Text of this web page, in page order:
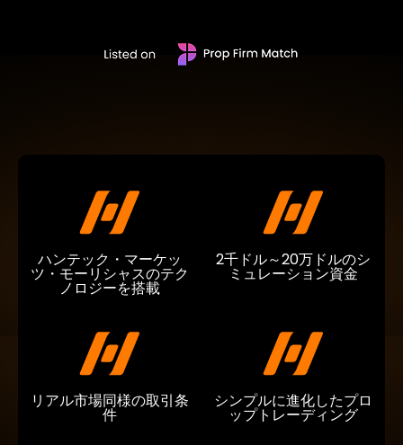
ハンテック・マーケッ
ツ・モーリシャスのテク
ノロジーを搭載
2千ドル～20万ドルのシ
ミュレーション資金
リアル市場同様の取引条
件
シンプルに進化したプロ
ップトレーディング